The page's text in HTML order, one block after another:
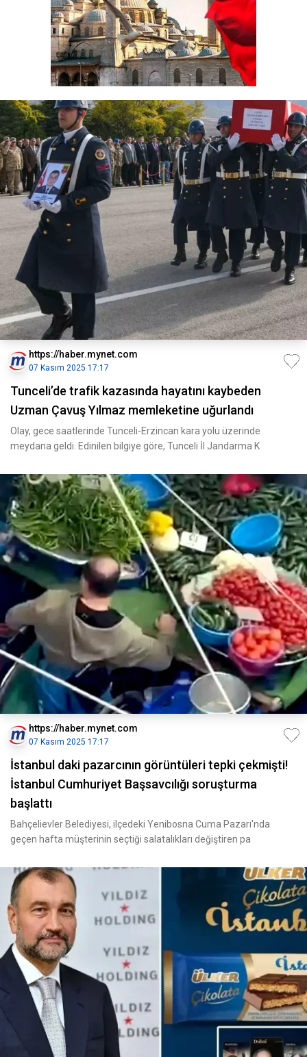
https://haber.mynet.com
07 Kasım 2025 17:17
Tunceli’de trafik kazasında hayatını kaybeden
Uzman Çavuş Yılmaz memleketine uğurlandı
Olay, gece saatlerinde Tunceli-Erzincan kara yolu üzerinde
meydana geldi. Edinilen bilgiye göre, Tunceli İl Jandarma K
https://haber.mynet.com
07 Kasım 2025 17:17
İstanbul daki pazarcının görüntüleri tepki çekmişti!
İstanbul Cumhuriyet Başsavcılığı soruşturma
başlattı
Bahçelievler Belediyesi, ilçedeki Yenibosna Cuma Pazarı'nda
geçen hafta müşterinin seçtiği salatalıkları değiştiren pa